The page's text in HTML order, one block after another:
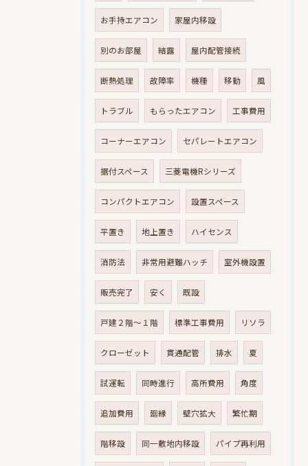
お手持エアコン 家屋内移設
別のお部屋 結露 屋内配管接続
断熱処理 故障率 機種 移動 風
トラブル もらったエアコン 工事費用
コーナーエアコン セパレートエアコン
据付スペース 三菱電機Rシリーズ
コンパクトエアコン 設置スペース
平置き 地上置き ハイセンス
消防法 非常用避難ハッチ 室外機設置
販売完了 安く 既設
戸建２階～１階 標準工事費用 リソラ
クローゼット 貫通配管 排水 夏
試運転 同時進行 高所費用 角度
追加費用 廻縁 壁穴拡大 繁忙期
階移設 同一敷地内移設 パイプ再利用